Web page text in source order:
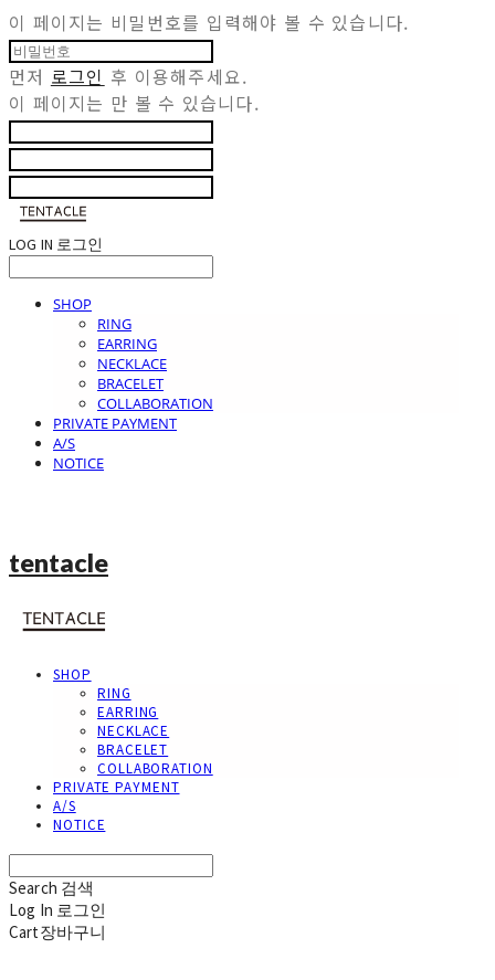
이 페이지는 비밀번호를 입력해야 볼 수 있습니다.
먼저 로그인 후 이용해주세요.
이 페이지는 만 볼 수 있습니다.
LOG IN 로그인
SHOP
RING
EARRING
NECKLACE
BRACELET
COLLABORATION
PRIVATE PAYMENT
A/S
NOTICE
tentacle
SHOP
RING
EARRING
NECKLACE
BRACELET
COLLABORATION
PRIVATE PAYMENT
A/S
NOTICE
Search 검색
Log In 로그인
Cart장바구니